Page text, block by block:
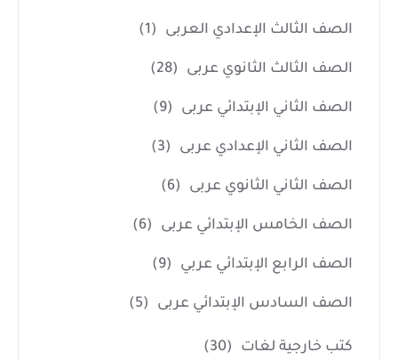
الصف الثالث الإعدادي العربى (1)
الصف الثالث الثانوي عربى (28)
الصف الثاني الإبتدائي عربى (9)
الصف الثاني الإعدادي عربى (3)
الصف الثاني الثانوي عربى (6)
الصف الخامس الإبتدائي عربى (6)
الصف الرابع الإبتدائي عربي (9)
الصف السادس الإبتدائي عربى (5)
كتب خارجية لغات (30)